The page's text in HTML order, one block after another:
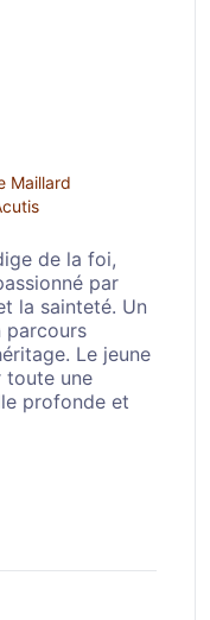
Maillard
de la foi,
par
la sainteté. Un
parcours
Le jeune
toute une
profonde et